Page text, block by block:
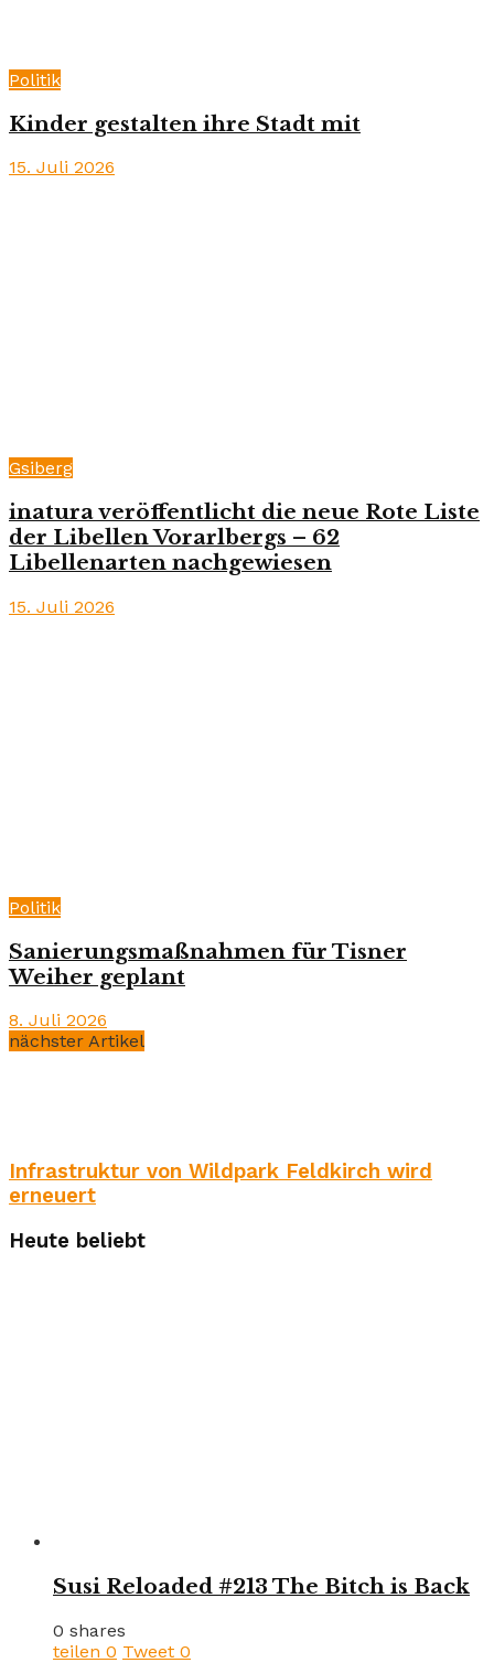
Politik
Kinder gestalten ihre Stadt mit
15. Juli 2026
Gsiberg
inatura veröffentlicht die neue Rote Liste
der Libellen Vorarlbergs – 62
Libellenarten nachgewiesen
15. Juli 2026
Politik
Sanierungsmaßnahmen für Tisner
Weiher geplant
8. Juli 2026
nächster Artikel
Infrastruktur von Wildpark Feldkirch wird
erneuert
Heute beliebt
Susi Reloaded #213 The Bitch is Back
0 shares
teilen 0 Tweet 0